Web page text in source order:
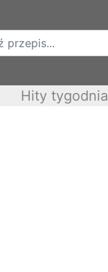
Hity tygodnia